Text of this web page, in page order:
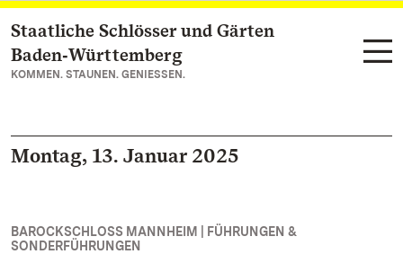
Zum Hauptinhalt springen
Staatliche Schlösser und Gärten
Baden‑Württemberg
KOMMEN. STAUNEN. GENIESSEN.
Montag, 13. Januar 2025
BAROCKSCHLOSS MANNHEIM | FÜHRUNGEN &
SONDERFÜHRUNGEN